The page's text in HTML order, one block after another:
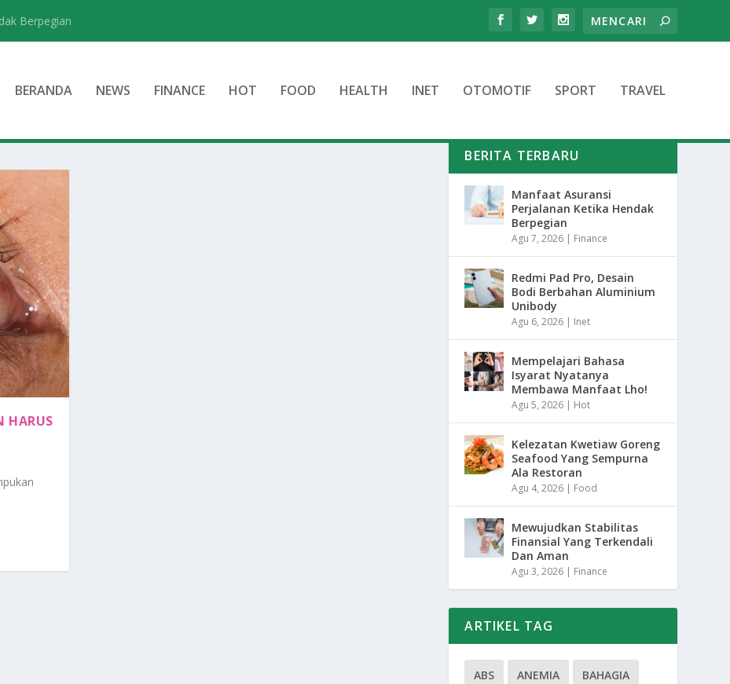
Berpegian
BERANDA NEWS FINANCE HOT FOOD HEALTH INET OTOMOTIF SPORT TRAVEL
HARUS
BERITA TERBARU
Manfaat Asuransi
Perjalanan Ketika Hendak
Berpegian
Agu 7, 2026 | Finance
Redmi Pad Pro, Desain
Bodi Berbahan Aluminium
Unibody
Agu 6, 2026 | Inet
Mempelajari Bahasa
Isyarat Nyatanya
Membawa Manfaat Lho!
Agu 5, 2026 | Hot
Kelezatan Kwetiaw Goreng
Seafood Yang Sempurna
Ala Restoran
Agu 4, 2026 | Food
Mewujudkan Stabilitas
Finansial Yang Terkendali
Dan Aman
Agu 3, 2026 | Finance
ARTIKEL TAG
ABS ANEMIA BAHAGIA